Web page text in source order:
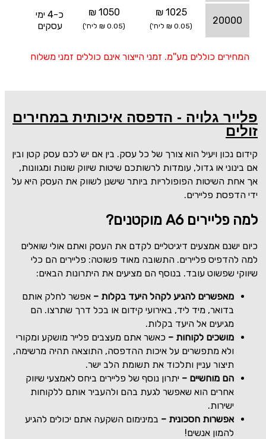
20000
1025 ₪
(0.05 ₪ ליח')
1050 ₪
(0.05 ₪ ליח')
כ-4 ימי
עסקים
המחירים כוללים מע''מ. זמני הייצור אינם כוללים זמני משלוח
פלייר גלויה - הדפסה איכותית במחירים
זולים
קידום נכון ויעיל הוא צורך של כל עסק. בין אם יש לכם עסק קטן ובין
אם בינוני או גדול, עומדות לרשותכם שיטות שיווק שונות ומגוונות,
אך אחת השיטות הפופולריות ביותר שישנן לשווק את העסק היא על
ידי הדפסת פליירים.
למה פליירים A6 מוקטנים?
כיום ישנם אמצעים דיגיטליים לקדם את העסק ואתם אולי שואלים
למה להדפיס פליירים. התשובה מאוד פשוטה: פליירים הם כלי
שיווקי שפשוט עובד. בנוסף הם מציעים את היתרונות הבאים:
מאפשרים להגיע לקהל היעד בקלות – אפשר לחלק אותם
בדואר, מיד ליד, באירועי קידום או בכל דרך שתרצו. הם
מגיעים אל היעד בקלות.
מושכים לקוחות – כאשר אתם מעצבים פלייר מושקע ומקורי
ולא מתפשרים על איכות ההדפסה, התוצאה תהיה מרשימה,
תיצור עניין ותלכוד את תשומת הלב ישר.
הם מוחשיים – יתרון נוסף של פליירים ביחס לאמצעי שיווק
אחרים הוא שאפשר לגעת בהם ולהעביר אותם ללקוחות
ישירות.
אפשרות חסכונית – במינימום השקעה אתם יכולים להגיע
להמון אנשים!